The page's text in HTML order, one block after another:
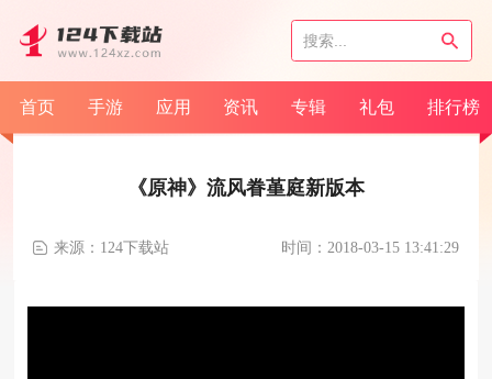
首页 手游 应用 资讯 专辑 礼包 排行榜
《原神》流风眷堇庭新版本
来源：124下载站 时间：2018-03-15 13:41:29